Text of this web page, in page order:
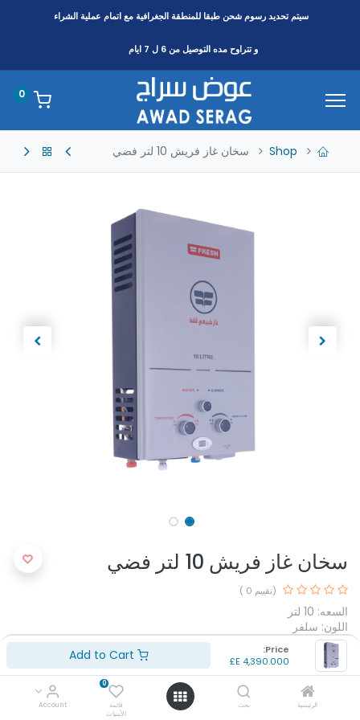
Price:
4,390.000
الرئيسية بحث
0
قائمة
الأمنيات
Account
سيتم تحديد رسوم شحن طبقا للمنطقةالجغرافية مع اتمام عملية الشراء
و تتراوح مده التوصيل من 6 ل 7 ايام
0
Shop سخان غاز فريش 10 لتر فضي
سخان غاز فريش 10 لتر فضي
(تقييم 0 )
السعه: 10 لتر
اللون: سلفر
مصدر الطاقه: غاز طبيعي
بلد المنشأ: مصر
الضمان: 3 سنوات
4,390.000